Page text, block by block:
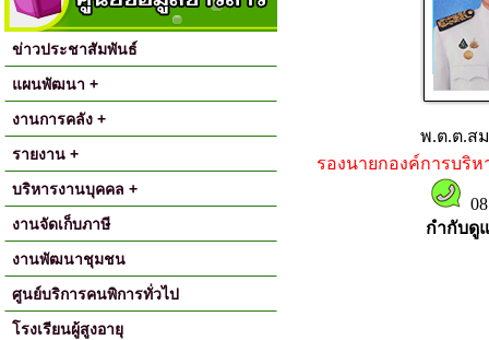
ข่าวประชาสัมพันธ์
แผนพัฒนา +
งานการคลัง +
รายงาน +
บริหารงานบุคคล +
งานจัดเก็บภาษี
งานพัฒนาชุมชน
ศูนย์บริการคนพิการทั่วไป
โรงเรียนผู้สูงอายุ
พ.ต.ต.ส
รองนายกองค์การบริ
กำกับดู